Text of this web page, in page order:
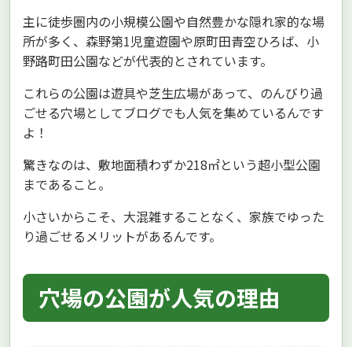
主に徒歩圏内の小規模公園や自然豊かな隠れ家的な場
所が多く、森野第1児童遊園や原町田青空ひろば、小
野路町田公園などが代表的とされています。
これらの公園は遊具や芝生広場があって、のんびり過
ごせる穴場としてブログでも人気を集めているんです
よ！
驚きなのは、敷地面積わずか218㎡という超小型公園
まであること。
小さいからこそ、大混雑することなく、家族でゆった
り過ごせるメリットがあるんです。
穴場の公園が人気の理由